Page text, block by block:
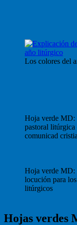
Los colores del
Hoja verde MD:
pastoral litúrgica
comunicad
Hoja verde MD:
locución para
litúrgicos
Hojas verdes